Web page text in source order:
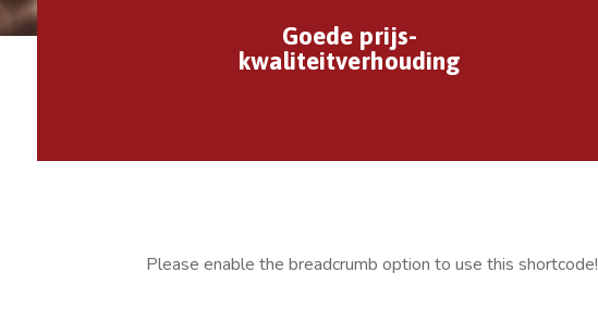
Goede prijs-
kwaliteitverhouding
Please enable the breadcrumb option to use this shortcode!